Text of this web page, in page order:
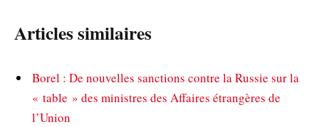
Articles similaires
Borel : De nouvelles sanctions contre la Russie sur la
« table » des ministres des Affaires étrangères de
l’Union